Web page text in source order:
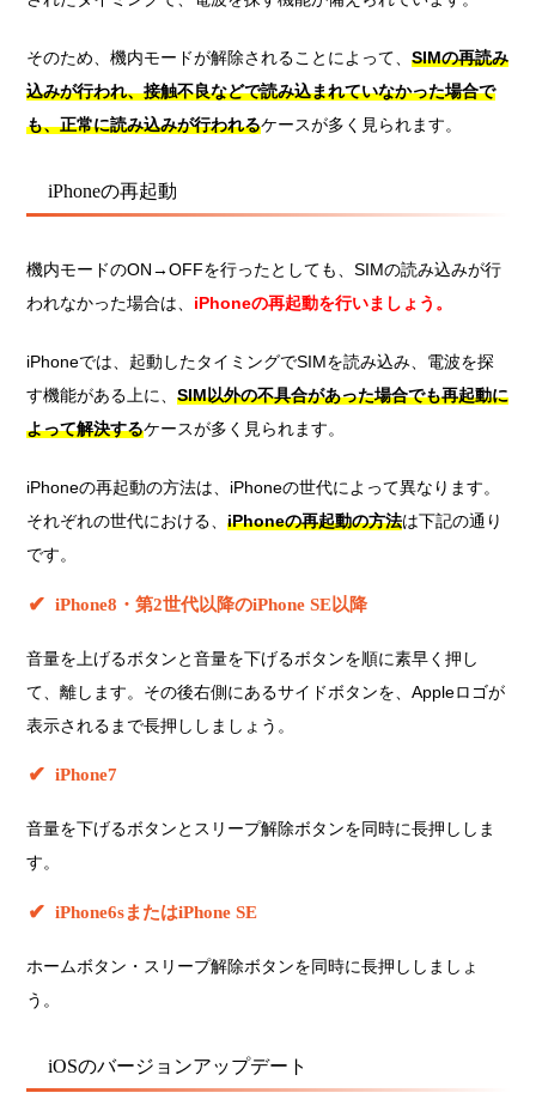
そのため、機内モードが解除されることによって、SIMの再読み
込みが行われ、接触不良などで読み込まれていなかった場合で
も、正常に読み込みが行われるケースが多く見られます。
iPhoneの再起動
機内モードのON→OFFを行ったとしても、SIMの読み込みが行
われなかった場合は、 iPhoneの再起動を行いましょう。
iPhoneでは、起動したタイミングでSIMを読み込み、電波を探
す機能がある上に、SIM以外の不具合があった場合でも再起動に
よって解決するケースが多く見られます。
iPhoneの再起動の方法は、iPhoneの世代によって異なります。
それぞれの世代における、iPhoneの再起動の方法は下記の通り
です。
iPhone8・第2世代以降のiPhone SE以降
音量を上げるボタンと音量を下げるボタンを順に素早く押し
て、離します。その後右側にあるサイドボタンを、Appleロゴが
表示されるまで長押ししましょう。
iPhone7
音量を下げるボタンとスリープ解除ボタンを同時に長押ししま
す。
iPhone6sまたはiPhone SE
ホームボタン・スリープ解除ボタンを同時に長押ししましょ
う。
iOSのバージョンアップデート